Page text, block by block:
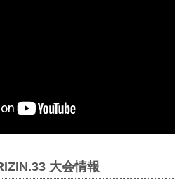
大会情報